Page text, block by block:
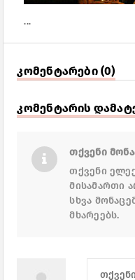
...
კომენტარები (0)
კომენტარის
თქვენი
თქვენი
მისამართი
სხვა
მხარეებს.